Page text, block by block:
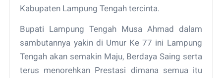
Kabupaten Lampung Tengah tercinta.
Bupati Lampung Tengah Musa Ahmad dalam
sambutannya yakin di Umur Ke 77 ini Lampung
Tengah akan semakin Maju, Berdaya Saing serta
terus menorehkan Prestasi dimana semua itu